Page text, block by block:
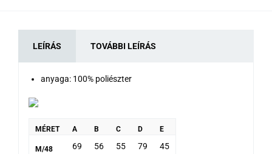
LEÍRÁS TOVÁBBI LEÍRÁS
anyaga: 100% poliészter
MÉRET A B C D E
M/48 69 56 55 79 45